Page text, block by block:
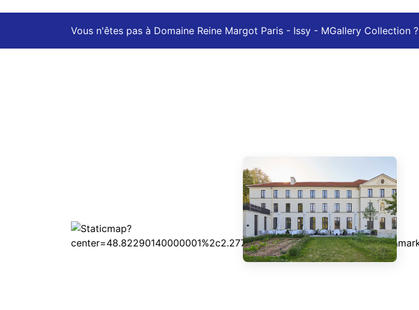
Vous n'êtes pas à Domaine Reine Margot Paris - Issy - MGallery Collection ?